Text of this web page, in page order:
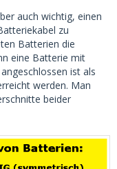
auch wichtig, einen
zu
Batterien die
eine Batterie mit
ist als
werden. Man
beider